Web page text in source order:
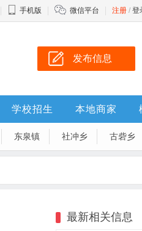
手机版 微信平台 注册 / 登
发布信息
学校招生 本地商家
东泉镇 社冲乡 古砦乡
最新相关信息